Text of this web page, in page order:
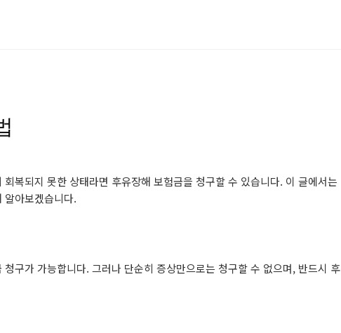
복되지 못한 상태라면 후유장해 보험금을 청구할 수 있습니다. 이 글에서는
알아보겠습니다.
구가 가능합니다. 그러나 단순히 증상만으로는 청구할 수 없으며, 반드시 후